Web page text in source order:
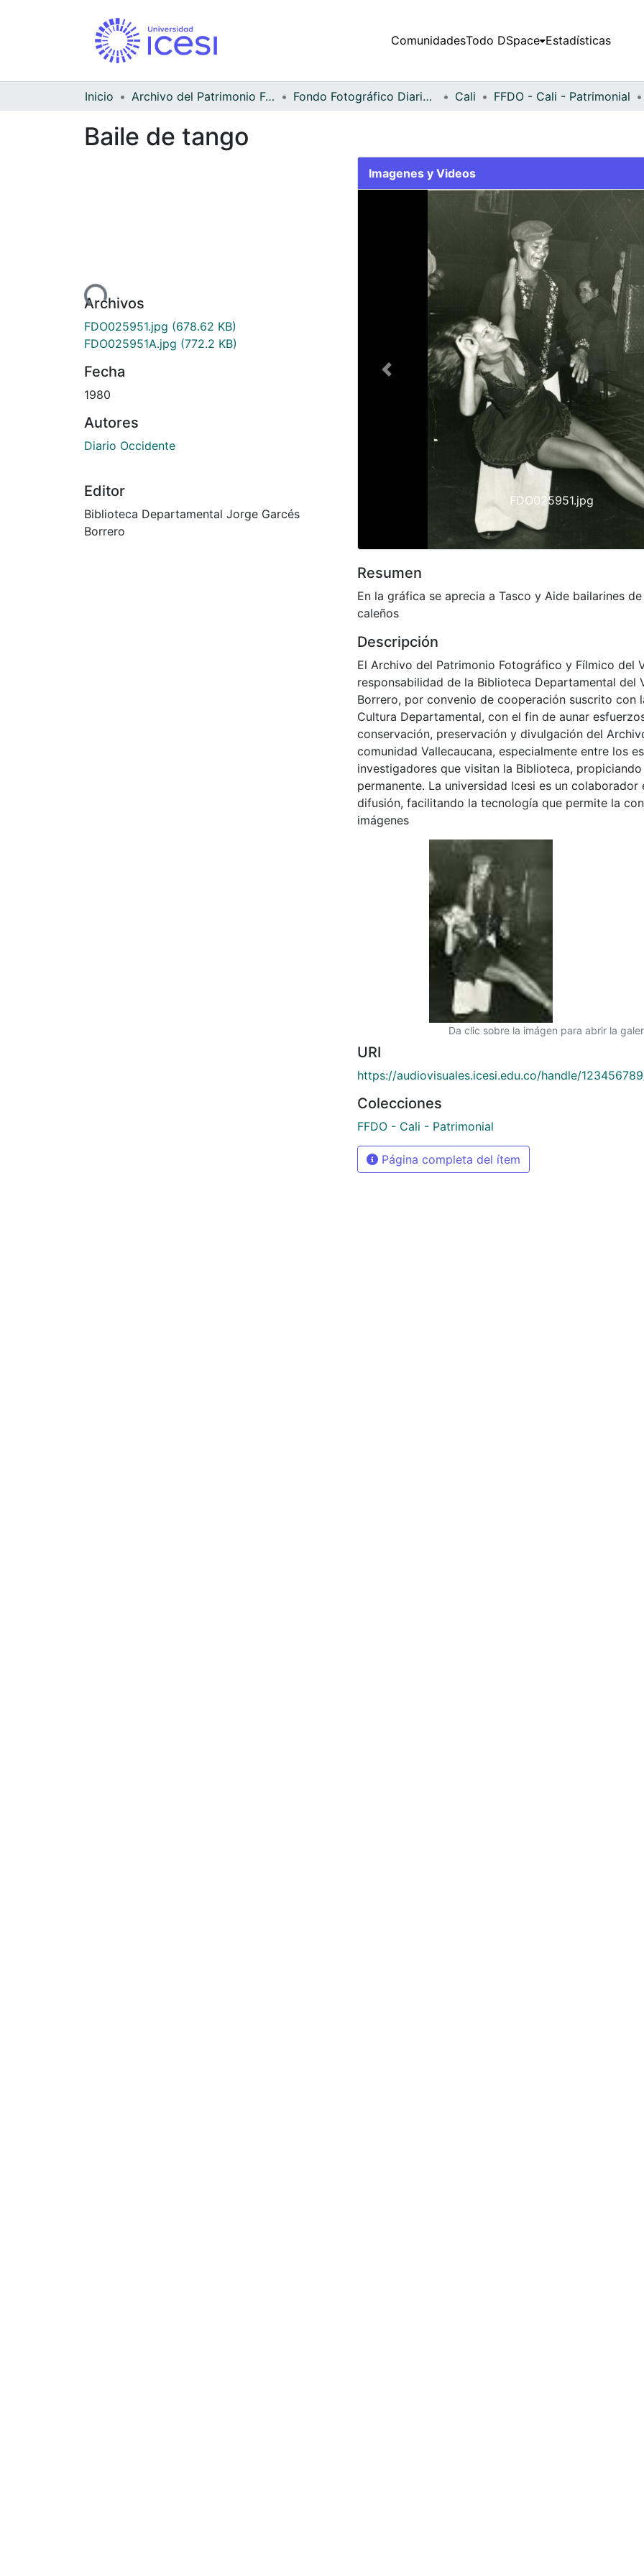
ComunidadesTodo DSpace Estadísticas
Inicio Archivo del Patrimonio Fotográfico y Fílmico del Valle del Cauca Fondo Fotográfico Diario Occidente Cali FFDO - Cali - Patrimonial
Baile de tango
Cargando...
Archivos
FDO025951.jpg (678.62 KB)
FDO025951A.jpg (772.2 KB)
Fecha
1980
Autores
Diario Occidente
Editor
Biblioteca Departamental Jorge Garcés
Borrero
Imagenes y Videos
FDO025951.jpg
Previous
Resumen
En la gráfica se aprecia a Tasco y Aide bailarines
caleños
Descripción
El Archivo del Patrimonio Fotográfico y Fílmico del
responsabilidad de la Biblioteca Departamental del
Borrero, por convenio de cooperación suscrito con
Cultura Departamental, con el fin de aunar
conservación, preservación y divulgación del
comunidad Vallecaucana, especialmente entre los
investigadores que visitan la Biblioteca,
permanente. La universidad Icesi es un colaborador
difusión, facilitando la tecnología que permite la
imágenes
Da clic sobre la imágen para abrir la
URI
https://audiovisuales.icesi.edu.co/handle/
Colecciones
FFDO - Cali - Patrimonial
Página completa del ítem